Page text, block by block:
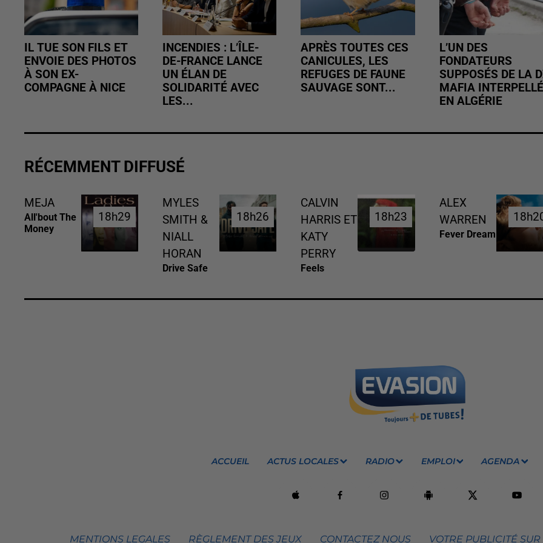
IL TUE SON FILS ET
ENVOIE DES PHOTOS
À SON EX-
COMPAGNE À NICE
INCENDIES : L’ÎLE-
DE-FRANCE LANCE
UN ÉLAN DE
SOLIDARITÉ AVEC
LES...
APRÈS TOUTES CES
CANICULES, LES
REFUGES DE FAUNE
SAUVAGE SONT...
L’UN DES
FONDATEURS
SUPPOSÉS DE LA
MAFIA INTERPELLÉ
EN ALGÉRIE
RÉCEMMENT DIFFUSÉ
MEJA
All'bout The
Money
18h29
18h29
MYLES
SMITH &
NIALL
HORAN
Drive Safe
18h26
18h26
CALVIN
HARRIS ET
KATY
PERRY
Feels
18h23
18h23
ALEX
WARREN
Fever Dream
ACCUEIL ACTUS LOCALES RADIO EMPLOI AGENDA
MENTIONS LEGALES RÈGLEMENT DES JEUX CONTACTEZ NOUS VOTRE PUBLICITÉ